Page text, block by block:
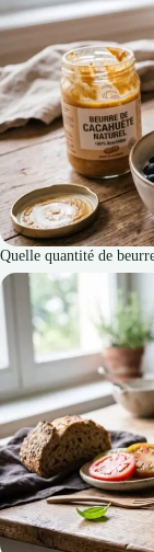
Quelle quantité de